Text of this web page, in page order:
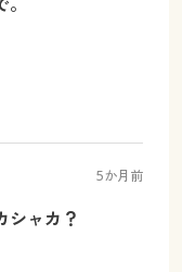
5か月前
シャカ？